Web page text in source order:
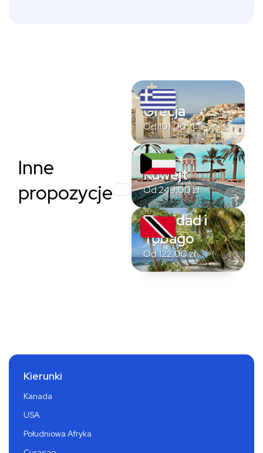
Inne
propozycje
Grecja
Od101,00zł
Kuwejt
Od249,00zł
Trynidad i
Tobago
Od122,00zł
Kierunki
Kanada
USA
Południowa Afryka